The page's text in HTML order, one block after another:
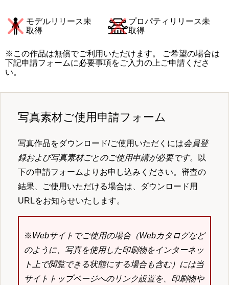
モデルリリース未
取得
プロパティリリース未
取得
※この作品は無償でご利用いただけます。 ご希望の場合は
下記申請フォームに必要事項をご入力の上ご申請くださ
い。
写真素材ご使用申請フォーム
写真作品をダウンロード/ご使用いただくには会員登
録および写真素材ごとのご使用申請が必要です。以
下の申請フォームよりお申し込みください。審査の
結果、ご使用いただける場合は、ダウンロード用
URLをお知らせいたします。
※Webサイトでご使用の場合（Webカタログなど
のように、写真を使用した印刷物をインターネッ
ト上で閲覧できる状態にする場合も含む）には当
サイトトップページへのリンク設置を、印刷物や